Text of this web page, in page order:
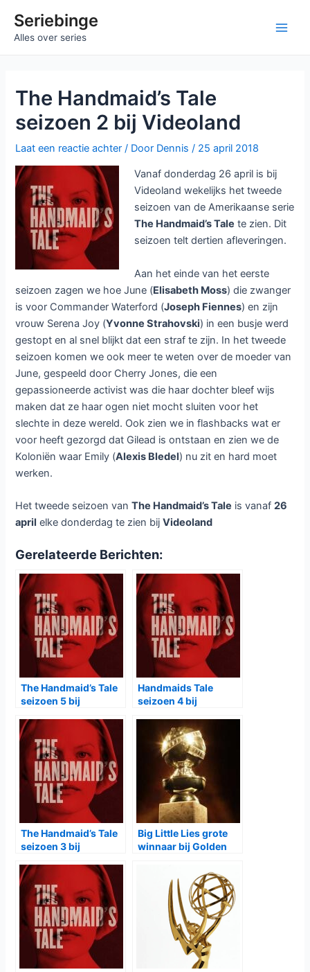
naarSeriebinge
Alles over series
The Handmaid’s Tale
seizoen 2 bij Videoland
Laat een reactie achter / Door Dennis/ 25 april 2018
Vanaf donderdag 26 april is bij
Videoland wekelijks het tweede
seizoen van de Amerikaanse serie
The Handmaid’s Tale te zien. Dit
seizoen telt dertien afleveringen.
Aan het einde van het eerste
seizoen zagen we hoe June (Elisabeth Moss) die zwanger
is voor Commander Waterford (Joseph Fiennes) en zijn
vrouw Serena Joy (Yvonne Strahovski) in een busje werd
gestopt en al snel blijkt dat een straf te zijn. In het tweede
seizoen komen we ook meer te weten over de moeder van
June, gespeeld door Cherry Jones, die een
gepassioneerde activist was die haar dochter bleef wijs
maken dat ze haar ogen niet mocht sluiten voor het
slechte in deze wereld. Ook zien we in flashbacks wat er
voor heeft gezorgd dat Gilead is ontstaan en zien we de
Koloniën waar Emily (Alexis Bledel) nu zit en hard moet
werken.
Het tweede seizoen vanThe Handmaid’s Tale is vanaf26
april elke donderdag te zien bijVideoland
Gerelateerde Berichten:
The Handmaid’s Tale
seizoen 5 bij
Handmaids Tale
seizoen 4 bij
The Handmaid’s Tale
seizoen 3 bij
Big Little Lies grote
winnaar bij Golden